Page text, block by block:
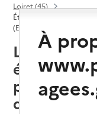
Loiret (45)
Établissement
(EHPAD)
Loiret (45)
pour
À